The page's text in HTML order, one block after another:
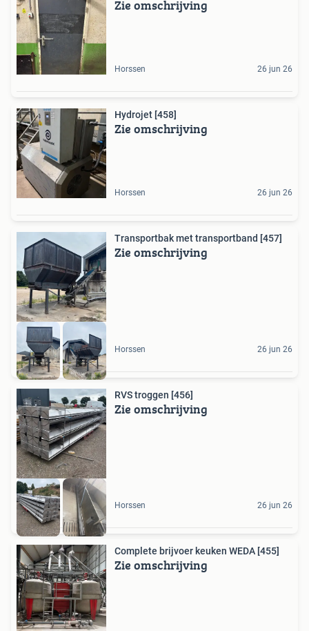
Zie omschrijving
Horssen 26 jun 26
Hydrojet [458]
Zie omschrijving
Horssen 26 jun 26
Transportbak met transportband [457]
Zie omschrijving
Horssen 26 jun 26
RVS troggen [456]
Zie omschrijving
Horssen 26 jun 26
Complete brijvoer keuken WEDA [455]
Zie omschrijving